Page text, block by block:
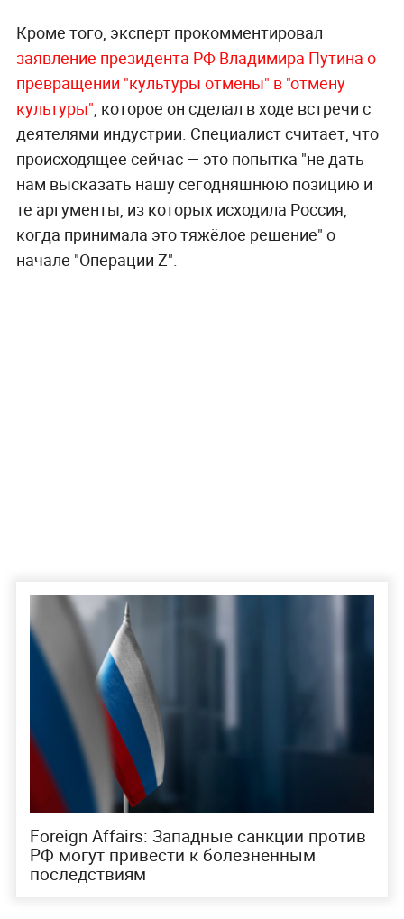
Кроме того, эксперт прокомментировал
заявление президента РФ Владимира Путина о
превращении "культуры отмены" в "отмену
культуры", которое он сделал в ходе встречи с
деятелями индустрии. Специалист считает, что
происходящее сейчас — это попытка "не дать
нам высказать нашу сегодняшнюю позицию и
те аргументы, из которых исходила Россия,
когда принимала это тяжёлое решение" о
начале "Операции Z".
Foreign Affairs: Западные санкции против
РФ могут привести к болезненным
последствиям